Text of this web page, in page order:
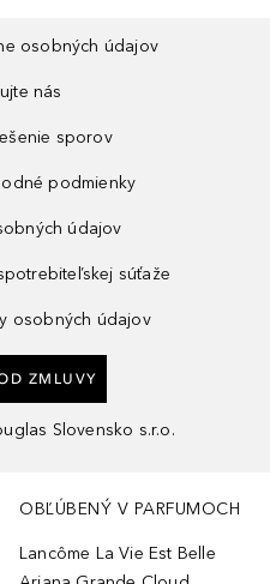
osobných údajov
nás
sporov
podmienky
údajov
súťaže
osobných údajov
ZMLUVY
Slovensko s.r.o.
OBĽÚBENÝ V PARFUMOCH
Lancôme La Vie Est Belle